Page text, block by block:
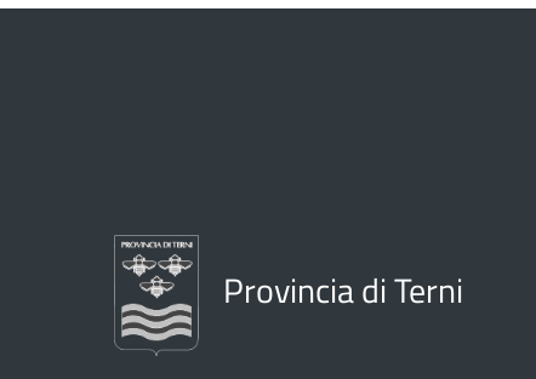
Provincia di Terni